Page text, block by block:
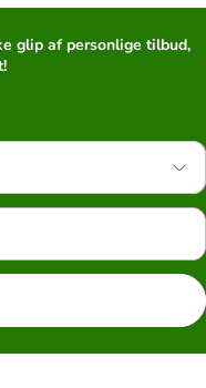
glip af personlige tilbud,